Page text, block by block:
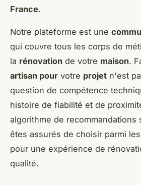
France.
Notre plateforme est une
qui couvre tous les corps de
la rénovation de votre maison.
artisan pour votre projet n'est
question de compétence
histoire de fiabilité et de
algorithme de recommandations
êtes assurés de choisir parmi les
pour une expérience de
qualité.